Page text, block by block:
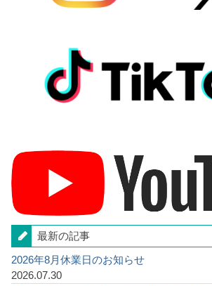
最新の記事
2026年8月休業日のお知らせ
2026.07.30